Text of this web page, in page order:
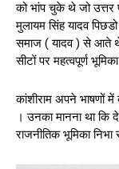
को भांप चुके थे जो उत्तर
मुलायम सिंह यादव
समाज ( यादव ) से आते थे
सीटों पर महत्वपूर्ण
कांशीराम अपने भाषणों
। उनका मानना था
राजनीतिक भूमिका